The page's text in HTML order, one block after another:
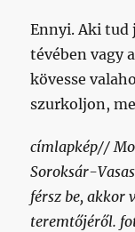
Ennyi. Aki tud
tévében vagy
kövesse
szurkoljon,
címlapkép//
Soroksár-
férsz be, akkor
teremtőjéről.